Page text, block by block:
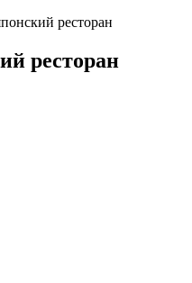
ресторан
ресторан